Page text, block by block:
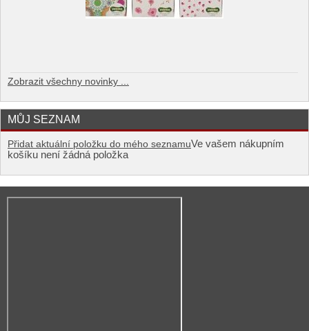
Zobrazit všechny novinky ...
MŮJ SEZNAM
Přidat aktuální položku do mého seznamuVe vašem nákupním
košíku není žádná položka